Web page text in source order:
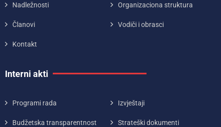
Nadležnosti Organizaciona struktura
Članovi Vodiči i obrasci
Kontakt
Interni akti
Programi rada Izvještaji
Budžetska transparentnost Strateški dokumenti